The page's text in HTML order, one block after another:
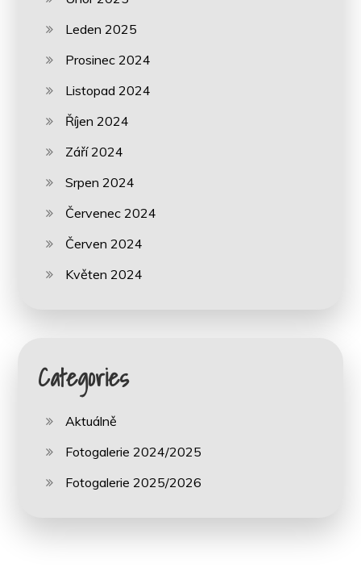
Leden 2025
Prosinec 2024
Listopad 2024
Říjen 2024
Září 2024
Srpen 2024
Červenec 2024
Červen 2024
Květen 2024
Categories
Aktuálně
Fotogalerie 2024/2025
Fotogalerie 2025/2026